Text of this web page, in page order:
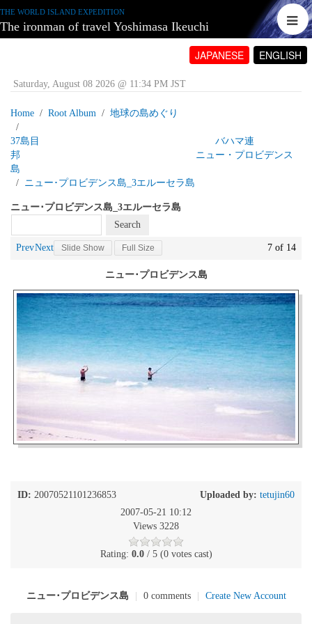
THE WORLD ISLAND EXPEDITION
The ironman of travel Yoshimasa Ikeuchi
JAPANESE ENGLISH
Saturday, August 08 2026 @ 11:34 PM JST
Home Root Album 地球の島めぐり
37島目 バハマ連
邦 ニュー・プロビデンス
島
ニュー･プロビデンス島_3エルーセラ島
ニュー･プロビデンス島_3エルーセラ島
PrevNext Slide Show Full Size 7 of 14
ニュー･プロビデンス島
ID: 20070521101236853 Uploaded by: tetujin60
2007-05-21 10:12
Views 3228
Rating: 0.0/ 5 (0 votes cast)
ニュー･プロビデンス島 0 comments Create New Account